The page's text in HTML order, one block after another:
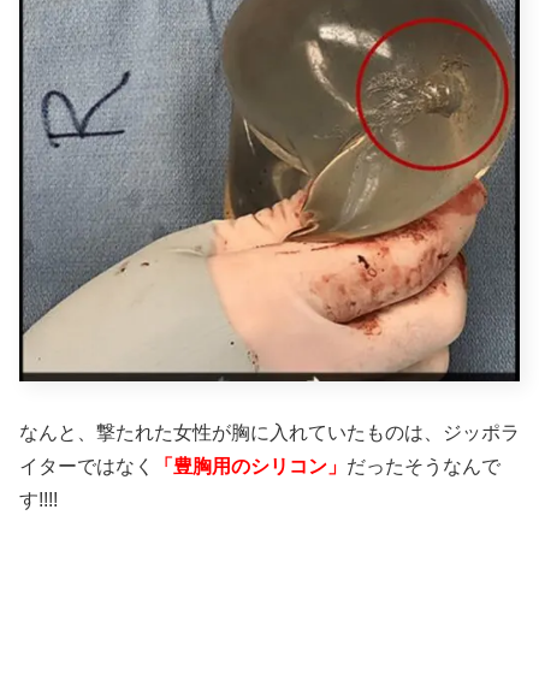
なんと、撃たれた女性が胸に入れていたものは、ジッポラ
イターではなく
「豊胸用のシリコン」 だったそうなんで
す!!!!